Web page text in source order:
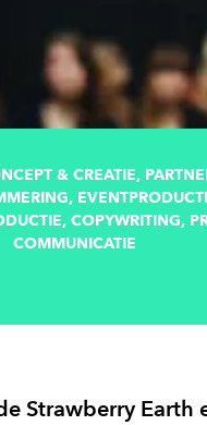
& CREATIE,
COPYWRITING,
COMMUNICATIE
Strawberry Earth